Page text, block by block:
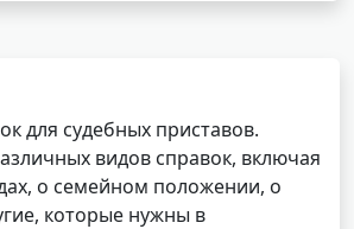
для судебных приставов.
видов справок, включая
о семейном положении, о
которые нужны в